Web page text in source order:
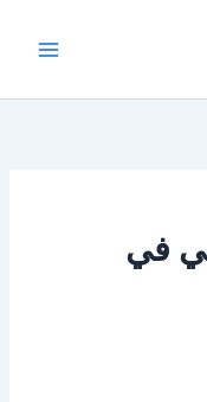
في